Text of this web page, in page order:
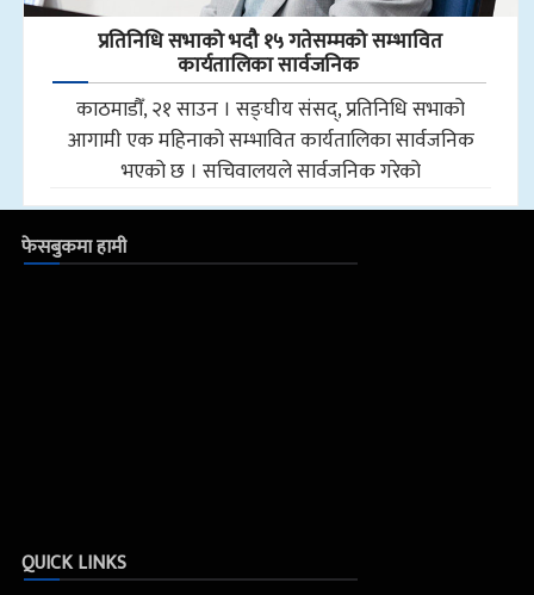
प्रतिनिधि सभाको भदौ १५ गतेसम्मको सम्भावित
कार्यतालिका सार्वजनिक
काठमाडौँ, २१ साउन । सङ्घीय संसद्, प्रतिनिधि सभाको
आगामी एक महिनाको सम्भावित कार्यतालिका सार्वजनिक
भएको छ । सचिवालयले सार्वजनिक गरेको
फेसबुकमा हामी
QUICK LINKS